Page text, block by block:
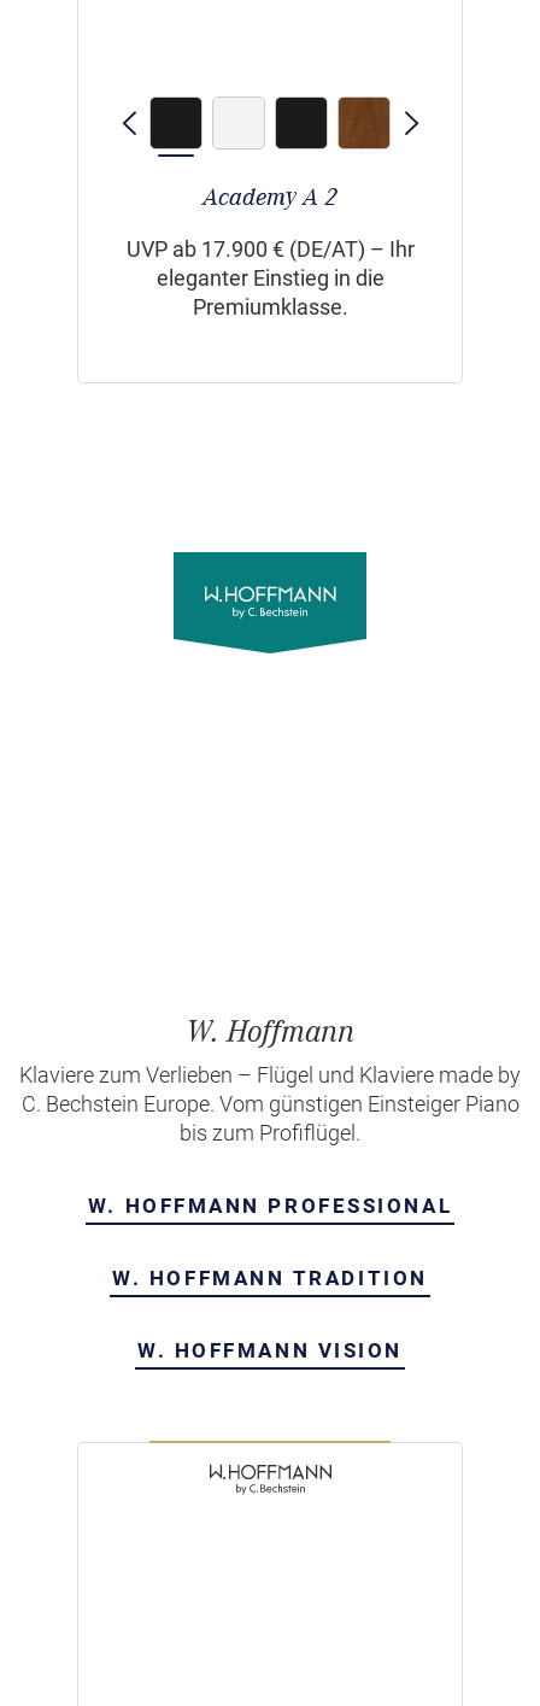
Academy A 2
UVP ab 17.900 € (DE/AT) – Ihr
eleganter Einstieg in die
Premiumklasse.
W. Hoffmann
Klaviere zum Verlieben – Flügel und Klaviere made by
C. Bechstein Europe. Vom günstigen Einsteiger Piano
bis zum Profiflügel.
W. HOFFMANN PROFESSIONAL
W. HOFFMANN TRADITION
W. HOFFMANN VISION